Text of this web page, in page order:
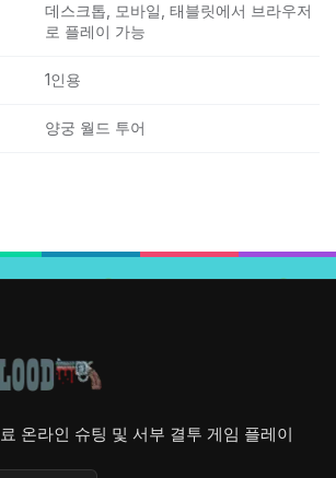
데스크톱, 모바일, 태블릿에서 브라우저
로 플레이 가능
1인용
양궁 월드 투어
온라인 슈팅 및 서부 결투 게임 플레이